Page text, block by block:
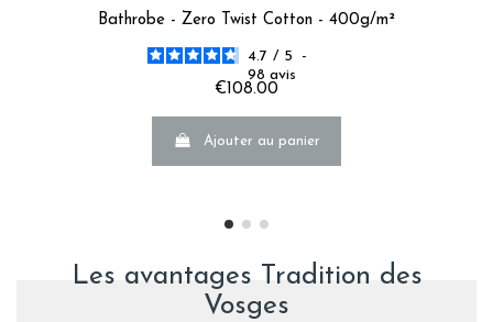
Bathrobe - Zero Twist Cotton - 400g/m²
4.7 / 5
-
98 avis
€108.00
Ajouter au panier
Les avantages Tradition des
Vosges